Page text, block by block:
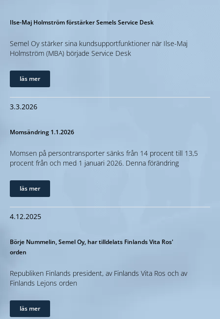
Ilse-Maj Holmström förstärker Semels Service Desk
Semel Oy stärker sina kundsupportfunktioner när Ilse-Maj
Holmström (MBA) började Service Desk
läs mer
3.3.2026
Momsändring 1.1.2026
Momsen på persontransporter sänks från 14 procent till 13,5
procent från och med 1 januari 2026. Denna förändring
läs mer
4.12.2025
Börje Nummelin, Semel Oy, har tilldelats Finlands Vita Ros'
orden
Republiken Finlands president, av Finlands Vita Ros och av
Finlands Lejons orden
läs mer